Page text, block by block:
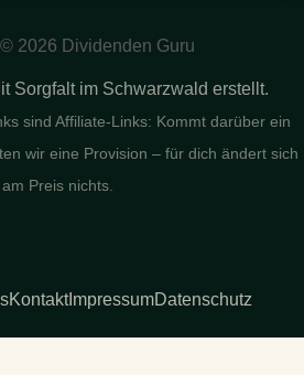
2026 Dividenden Guru
Sorgfalt im Schwarzwald erstellt.
sind Affiliate-Links: Kommt darüber ein
wir eine Provision – für dich ändert sich
am Preis nichts.
KontaktImpressumDatenschutz